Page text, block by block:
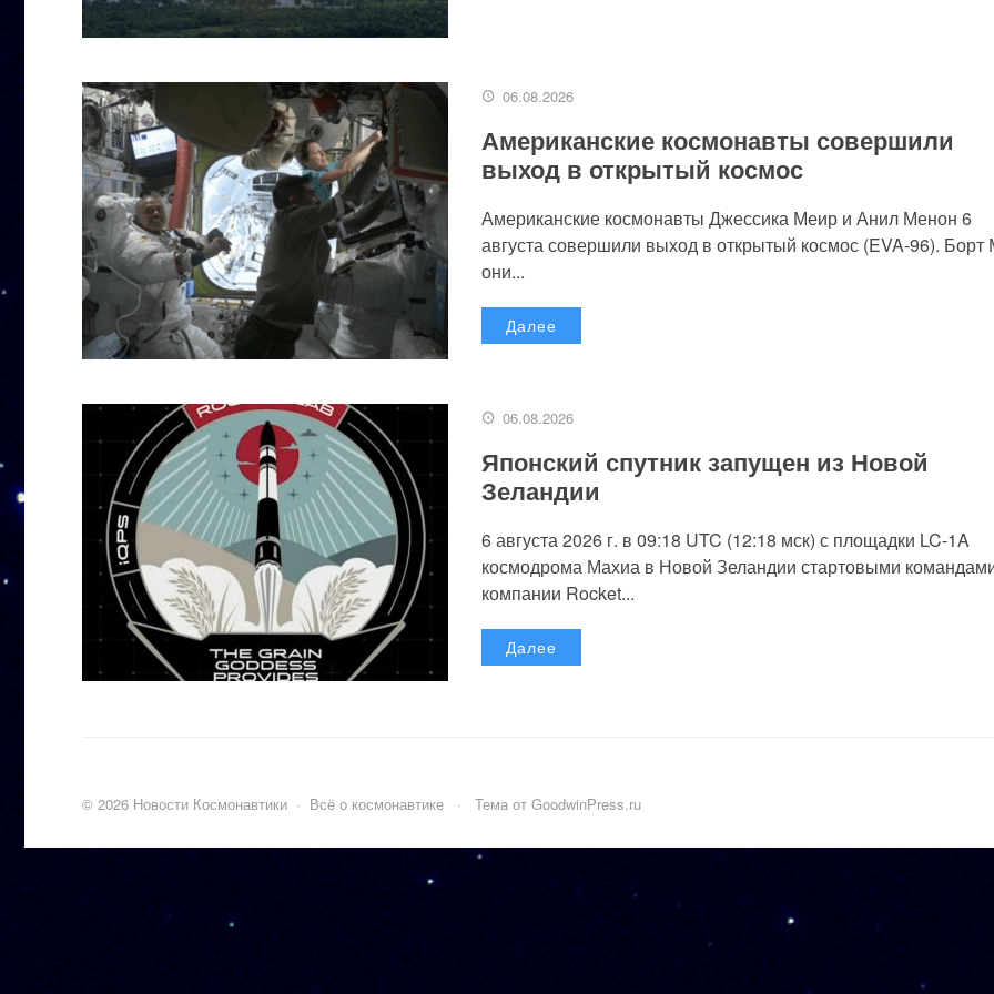
06.08.2026
Американские космонавты совершили
выход в открытый космос
Американские космонавты Джессика Меир и Анил Менон 6
августа совершили выход в открытый космос (EVA-96).
они...
Далее
06.08.2026
Японский спутник запущен из Новой
Зеландии
6 августа 2026 г. в 09:18 UTC (12:18 мск) с площадки LC-1A
космодрома Махиа в Новой Зеландии стартовыми
компании Rocket...
Далее
© 2026 Новости Космонавтики · Всё о космонавтике · Тема от GoodwinPress.ru